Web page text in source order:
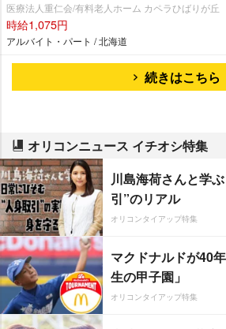
医療法人重仁会/有料老人ホーム カペラひばりが丘
時給1,075円
アルバイト・パート / 北海道
続きはこちら
オリコンニュース イチオシ特集
川島海荷さんと学
引”のリアル
オリコンタイアップ特集
マクドナルドが40
生の甲子園」
オリコンタイアップ特集